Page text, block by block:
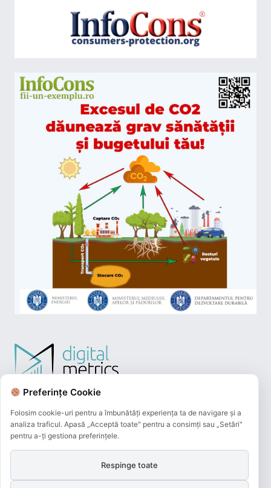
Plățile online efectuate pe acest site
Preferințe Cookie
Folosim cookie-uri pentru a îmbunătăți experiența ta de navigare și a
analiza traficul. Apasă „Acceptă toate" pentru a consimți sau „Setări"
pentru a-ți gestiona preferințele.
Respinge toate